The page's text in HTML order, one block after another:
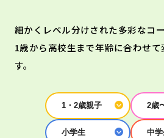
細かくレベル分けされた多彩なコー
1歳から高校生まで年齢に合わせ
す。
1・2歳親子 2歳
小学生 中